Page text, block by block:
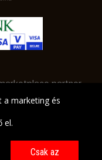
partner
a marketing és
el.
Csak az